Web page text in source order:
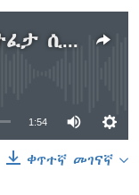
ኢትዮጵያ ጋዜጠኞችን እንድትፈታ ሲፒጄ ጠየቀ
1:54
ቀጥተኛ መገናኛ